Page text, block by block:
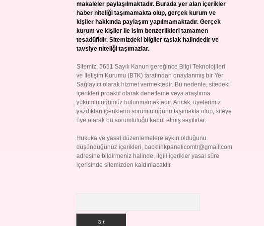
makaleler paylaşılmaktadır. Burada yer alan içerikler
haber niteliği taşımamakta olup, gerçek kurum ve
kişiler hakkında paylaşım yapılmamaktadır. Gerçek
kurum ve kişiler ile isim benzerlikleri tamamen
tesadüfidir. Sitemizdeki bilgiler taslak halindedir ve
tavsiye niteliği taşımazlar.
Sitemiz, 5651 Sayılı Kanun gereğince Bilgi Teknolojileri
ve İletişim Kurumu (BTK) tarafından onaylanmış bir Yer
Sağlayıcı olarak hizmet vermektedir. Bu nedenle, sitedeki
içerikleri proaktif olarak denetleme veya araştırma
yükümlülüğümüz bulunmamaktadır. Ancak, üyelerimiz
yazdıkları içeriklerin sorumluluğunu taşımakta olup, siteye
üye olarak bu sorumluluğu kabul etmiş sayılırlar.
Hukuka ve yasal düzenlemelere aykırı olduğunu
düşündüğünüz içerikleri, backlinkpanelicomtr@gmail.com
adresine bildirmeniz halinde, ilgili içerikler yasal süre
içerisinde sitemizden kaldırılacaktır.